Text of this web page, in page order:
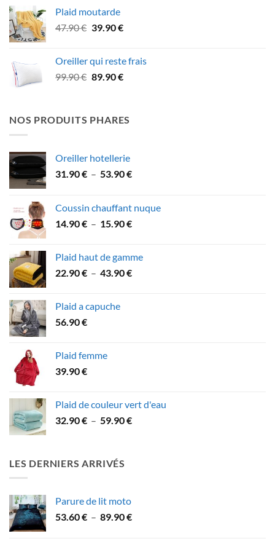
était :
74.90 €.62.90 €.
Plaid moutarde
47.90€ Le
était :
47.90 €.
39.90€Le
est :
39.90 €.
Oreiller qui reste frais
99.90€ Le
était :
99.90 €.
89.90€Le
est :
89.90 €.
NOS PRODUITS PHARES
Oreiller hotellerie
31.90€ – 53.90€Plage
31.90 €
à
Coussin chauffant nuque
14.90€ – 15.90€Plage
14.90 €
à
Plaid haut de gamme
22.90€ – 43.90€Plage
Plaid a capuche
56.90€
Plaid femme
39.90€
Plaid de couleur vert d'eau
32.90€ – 59.90€Plage
LES DERNIERS ARRIVÉS
Parure de lit moto
53.60€ – 89.90€Plage